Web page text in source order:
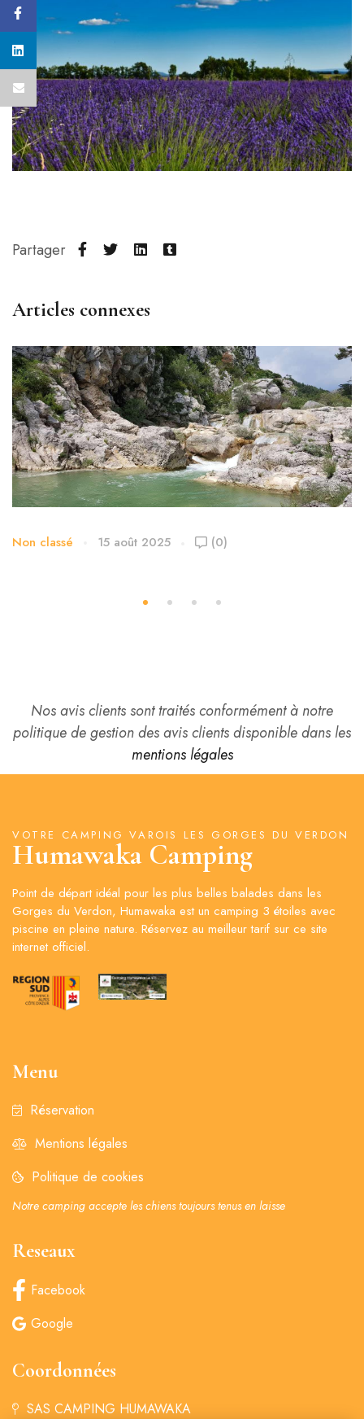
Partager
Articles connexes
Non classé 15 août 2025 (0)
Nos avis clients sont traités conformément à notre
politique de gestion des avis clients disponible dans les
mentions légales
VOTRE CAMPING VAROIS LES GORGES DU VERDON
Humawaka Camping
Point de départ idéal pour les plus belles balades dans les
Gorges du Verdon, Humawaka est un camping 3 étoiles avec
piscine en pleine nature. Réservez au meilleur tarif sur ce site
internet officiel.
Menu
Réservation
Mentions légales
Politique de cookies
Notre camping accepte les chiens toujours tenus en laisse
Reseaux
Facebook
Google
Coordonnées
SAS CAMPING HUMAWAKA